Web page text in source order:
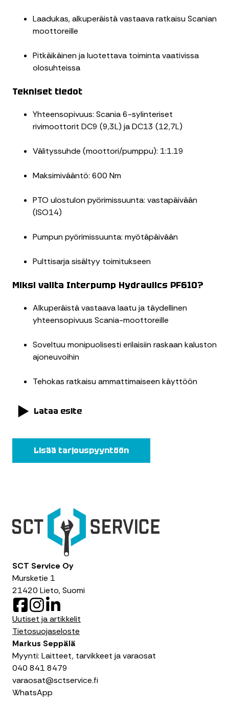
Laadukas, alkuperäistä vastaava ratkaisu Scanian
moottoreille
Pitkäikäinen ja luotettava toiminta vaativissa
olosuhteissa
Tekniset tiedot
Yhteensopivuus: Scania 6-sylinteriset
rivimoottorit DC9 (9,3L) ja DC13 (12,7L)
Välityssuhde (moottori/pumppu): 1:1.19
Maksimivääntö: 600 Nm
PTO ulostulon pyörimissuunta: vastapäivään
(ISO14)
Pumpun pyörimissuunta: myötäpäivään
Pulttisarja sisältyy toimitukseen
Miksi valita Interpump Hydraulics PF610?
Alkuperäistä vastaava laatu ja täydellinen
yhteensopivuus Scania-moottoreille
Soveltuu monipuolisesti erilaisiin raskaan kaluston
ajoneuvoihin
Tehokas ratkaisu ammattimaiseen käyttöön
Lataa esite
Lisää tarjouspyyntöön
SCT Service Oy
Mursketie 1
21420 Lieto, Suomi
F
a
c
e
o
k
n
s
t
g
a
m
i
n
k
d
Uutiset ja artikkelit
Tietosuojaseloste
Markus Seppälä
Myynti: Laitteet, tarvikkeet ja varaosat
040 841 8479
varaosat@sctservice.fi
WhatsApp